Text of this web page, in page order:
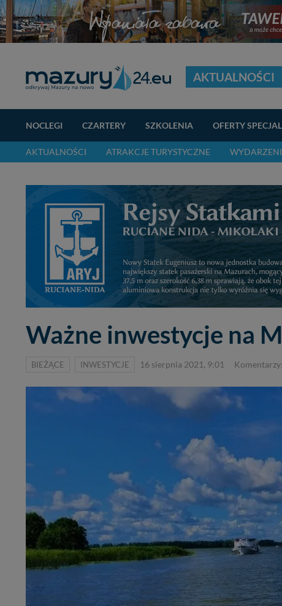
AKTUALNOŚCI
NOCLEGI CZARTERY SZKOLENIA OFERTY
AKTUALNOŚCI ATRAKCJE TURYSTYCZNE
Ważne inwestycje na
BIEŻĄCE INWESTYCJE 16 sierpnia 2021, 9:01